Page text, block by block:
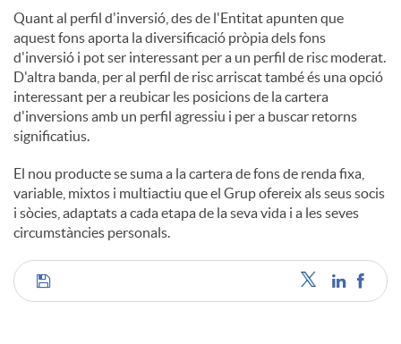
Quant al perfil d'inversió, des de l'Entitat apunten que
aquest fons aporta la diversificació pròpia dels fons
d'inversió i pot ser interessant per a un perfil de risc moderat.
D'altra banda, per al perfil de risc arriscat també és una opció
interessant per a reubicar les posicions de la cartera
d'inversions amb un perfil agressiu i per a buscar retorns
significatius.
El nou producte se suma a la cartera de fons de renda fixa,
variable, mixtos i multiactiu que el Grup ofereix als seus socis
i sòcies, adaptats a cada etapa de la seva vida i a les seves
circumstàncies personals.
C